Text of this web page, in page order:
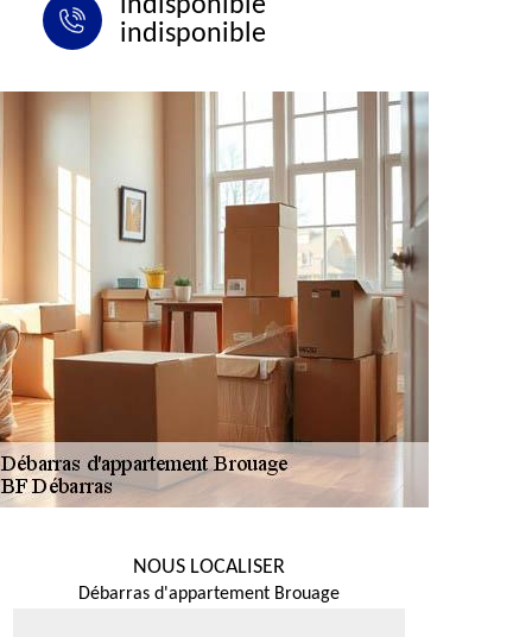
indisponible
indisponible
NOUS LOCALISER
Débarras d'appartement Brouage